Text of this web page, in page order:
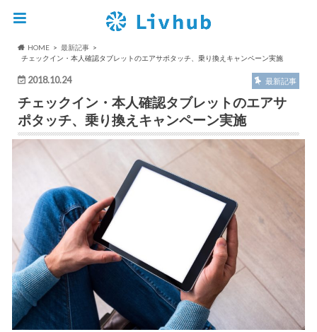
HOME
最新記事
チェックイン・本人確認タブレットのエアサポタッチ、乗り換えキャンペーン実施
2018.10.24 最新記事
チェックイン・本人確認タブレットのエアサ
ポタッチ、乗り換えキャンペーン実施